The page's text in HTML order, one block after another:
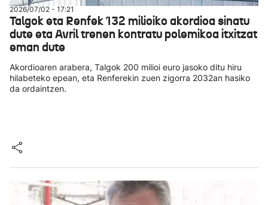
2026/07/02 - 17:21
Talgok eta Renfek 132 milioiko akordioa sinatu
dute eta Avril trenen kontratu polemikoa itxitzat
eman dute
Akordioaren arabera, Talgok 200 milioi euro jasoko ditu hiru
hilabeteko epean, eta Renferekin zuen zigorra 2032an hasiko
da ordaintzen.